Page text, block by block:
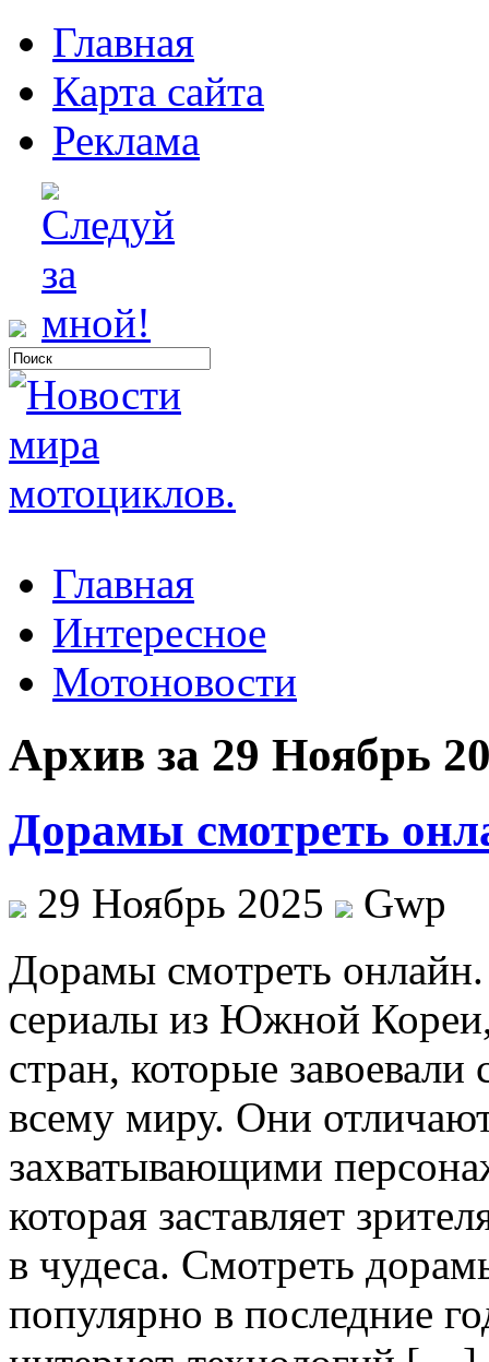
Главная
Карта сайта
Реклама
Главная
Интересное
Мотоновости
Архив за 29 Ноябрь
Дорамы смотреть
29 Ноябрь 2025
Gwp
Дoрaмы смoтрeть
сериалы из Южной
стран, которые
всему миру. Они
захватывающими
которая заставляет
в чудеса. Смотреть
популярно в последние